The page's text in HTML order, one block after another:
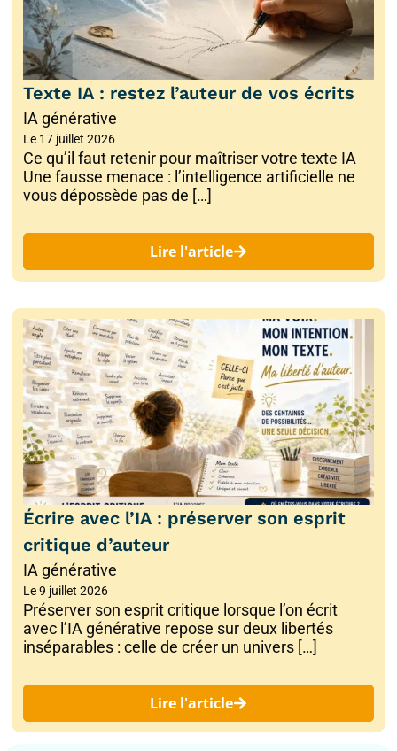
Texte IA : restez l’auteur de vos écrits
IA générative
Le 17 juillet 2026
Ce qu’il faut retenir pour maîtriser votre texte IA
Une fausse menace : l’intelligence artificielle ne
vous dépossède pas de […]
Lire l'article
Écrire avec l’IA : préserver son esprit
critique d’auteur
IA générative
Le9 juillet 2026
Préserver son esprit critique lorsque l’on écrit
avec l’IA générative repose sur deux libertés
inséparables : celle de créer un univers […]
Lire l'article